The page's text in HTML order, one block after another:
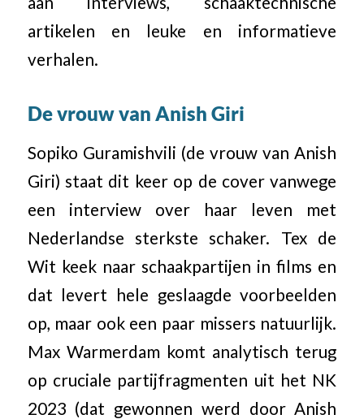
artikelen en leuke en informatieve
verhalen.
De vrouw van Anish Giri
Sopiko Guramishvili (de vrouw van Anish
Giri) staat dit keer op de cover vanwege
een interview over haar leven met
Nederlandse sterkste schaker. Tex de
Wit keek naar schaakpartijen in films en
dat levert hele geslaagde voorbeelden
op, maar ook een paar missers natuurlijk.
Max Warmerdam komt analytisch terug
op cruciale partijfragmenten uit het NK
2023 (dat gewonnen werd door Anish